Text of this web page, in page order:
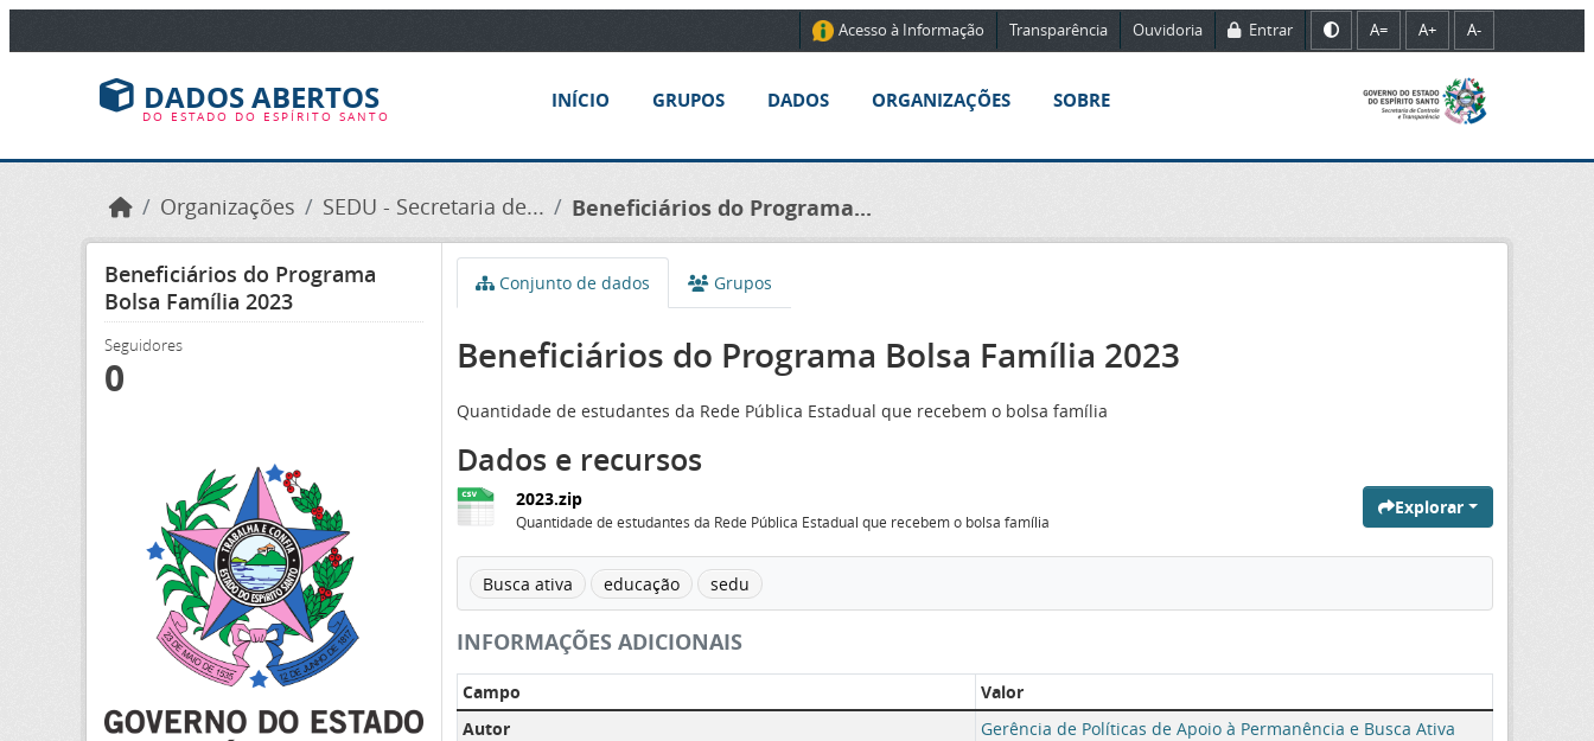
Ir para o conteúdo principal
Acesso à Informação Transparência Ouvidoria Entrar A= A+ A-
DADOS ABERTOS
DO ESTADO DO ESPÍRITO SANTO
INÍCIO GRUPOS DADOS ORGANIZAÇÕES SOBRE
Organizações SEDU - Secretaria de... Beneficiários do Programa...
Beneficiários do Programa
Bolsa Família 2023
Seguidores
0
Conjunto de dados Grupos
Beneficiários do Programa Bolsa Família 2023
Quantidade de estudantes da Rede Pública Estadual que recebem o bolsa família
Dados e recursos
2023.zip
Quantidade de estudantes da Rede Pública Estadual que recebem o bolsa família
Explorar
Busca ativa educação sedu
INFORMAÇÕES ADICIONAIS
Campo
Valor
Autor
Gerência de Políticas de Apoio à Permanência e Busca Ativa